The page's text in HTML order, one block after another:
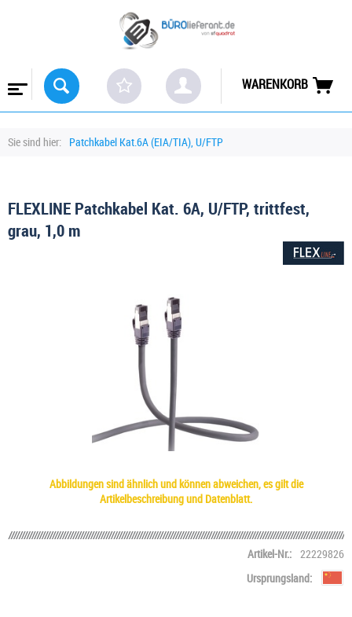
WARENKORB
Sie sind hier: Patchkabel Kat.6A (EIA/TIA), U/FTP
FLEXLINE Patchkabel Kat. 6A, U/FTP, trittfest,
grau, 1,0 m
Abbildungen sind ähnlich und können abweichen, es gilt die
Artikelbeschreibung und Datenblatt.
Artikel-Nr.: 22229826
Ursprungsland: